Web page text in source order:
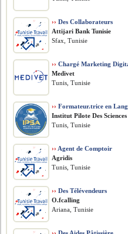
›› Des Collaborateurs
Attijari Bank Tunisie
Sfax, Tunisie
›› Chargé Marketing
Medivet
Tunis, Tunisie
›› Formateur.trice en
Institut Pilote Des
Tunis, Tunisie
›› Agent de Comptoir
Agridis
Tunis, Tunisie
›› Des Télévendeurs
O.fcalling
Ariana, Tunisie